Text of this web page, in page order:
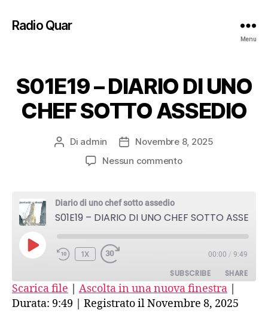
Radio Quar
Menu
S01E19 – DIARIO DI UNO
CHEF SOTTO ASSEDIO
Autore
articolo
Di admin
DataNovembre 8, 2025
Nessun commentosu
DI
SOTTO
Diario di uno chef sotto assedio
PLAY
EPISODE
1X 00:00 / 9:49
SUBSCRIBE SHARE
SHARE
Scarica file Ascolta in una nuova finestra
Durata: 9:49
Registrato il Novembre 8, 2025